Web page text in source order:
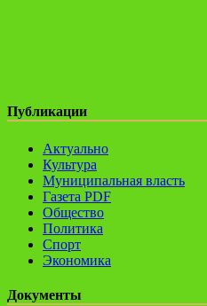
Публикации
Актуально
Культура
Муниципальная власть
Газета PDF
Общество
Политика
Спорт
Экономика
Документы